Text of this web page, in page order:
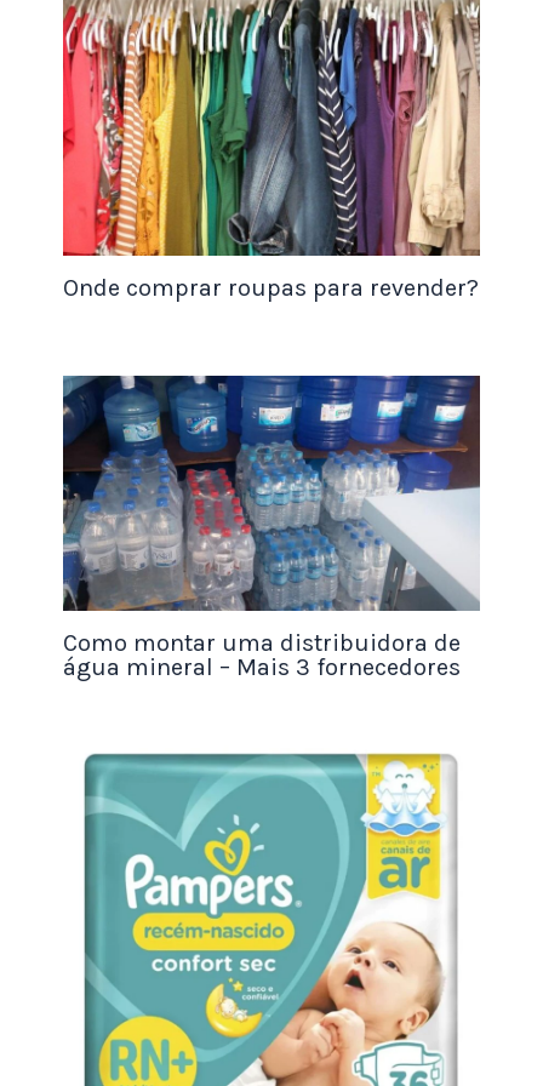
https://www.upwork.com, o
https://www.br.freelancer.come o
https://www.workana.com/pt
, onde os
clientes publicam projetos de edição de
vídeo e os freelancers podem se candidatar.
Redes sociais: As redes sociais, como o
LinkedIn, o Facebook e o Instagram, podem
ser usadas para encontrar trabalhos
freelancer de edição de vídeo. É possível
trabalho.
Site pessoal: Criar um site pessoal onde
você pode exibir seus trabalhos anteriores e
contatar informações é uma excelente
maneira de chamar a atenção dos
potenciais clientes.
Contatos pessoais: Utilizar seus contatos
pessoais e profissionais pode ser uma ótima
maneira de encontrar trabalhos freelancer
e outros profissionais da indústria.
Fóruns e comunidades
: Participar de fóruns
e comunidades on-line relacionadas à
edição de vídeo pode ajudá-lo a encontrar
trabalhos freelancer. Isso também pode
ajudar a construir sua rede de contatos e
aprender sobre as tendências e
oportunidades no mercado.
Cursos recomendados para um Editor de vídeos
Onde comprar roupas para revender?
Como montar uma distribuidora de
água mineral – Mais 3 fornecedores